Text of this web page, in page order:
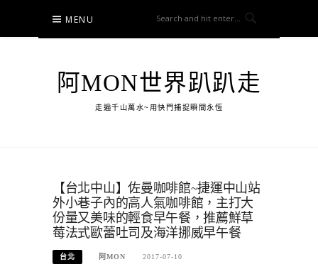
content
MENU
阿MON世界趴趴走
走遍千山萬水~用快門捕捉瞬間永恆
【台北中山】佐曼咖啡館~捷運中山站
外小巷子內的高人氣咖啡館，主打大
份量又美味的輕食早午餐，推薦鮮草
莓法式歐蕾吐司及海洋挪威早午餐
台北 阿MON 2017-07-10